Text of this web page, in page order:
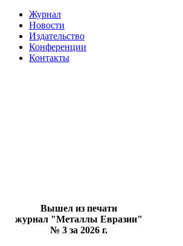
Журнал
Новости
Издательство
Конференции
Контакты
Вышел из печати
журнал "Металлы Евразии"
№ 3 за 2026 г.